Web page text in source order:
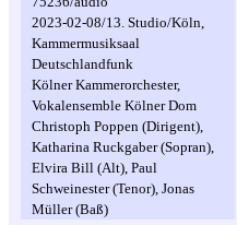
2023-02-08/13. Studio/Köln,
Kammermusiksaal
Deutschlandfunk
Kölner Kammerorchester,
Vokalensemble Kölner Dom
Christoph Poppen (Dirigent),
Katharina Ruckgaber (Sopran),
Elvira Bill (Alt), Paul
Schweinester (Tenor), Jonas
Müller (Baß)